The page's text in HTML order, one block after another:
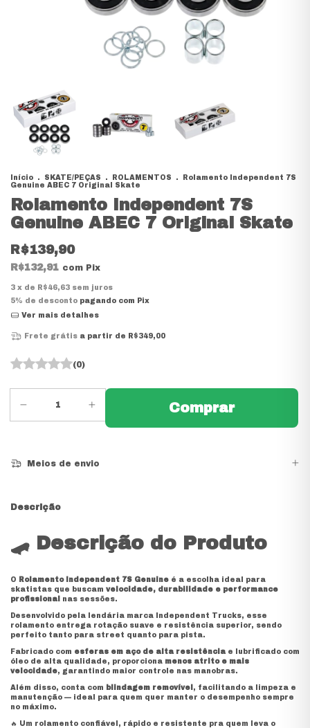
Início . SKATE/PEÇAS . ROLAMENTOS .
Rolamento Independent 7S
Genuine ABEC 7 Original Skate
Rolamento Independent 7S
Genuine ABEC 7 Original Skate
R$139,90
R$132,91 com Pix
3 x de R$46,63 sem juros
5% de desconto pagando com Pix
Ver mais detalhes
Frete grátis a partir de R$349,00
(0)
Meios de envio
Descrição
🛹 Descrição do Produto
O Rolamento Independent 7S Genuine é a escolha ideal para
skatistas que buscam velocidade, durabilidade e performance
profissional
nas sessões.
Desenvolvido pela lendária marca Independent Trucks, esse
rolamento entrega rotação suave e resistência superior, sendo
perfeito tanto para street quanto para pista.
Fabricado com esferas em aço de alta resistência e lubrificado com
óleo de alta qualidade, proporciona menos atrito e mais
velocidade, garantindo maior controle nas manobras.
Além disso, conta com blindagem removível , facilitando a limpeza e
manutenção — ideal para quem quer manter o desempenho sempre
no máximo.
🔥 Um rolamento confiável, rápido e resistente pra quem leva o